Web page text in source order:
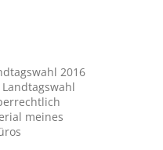
meines